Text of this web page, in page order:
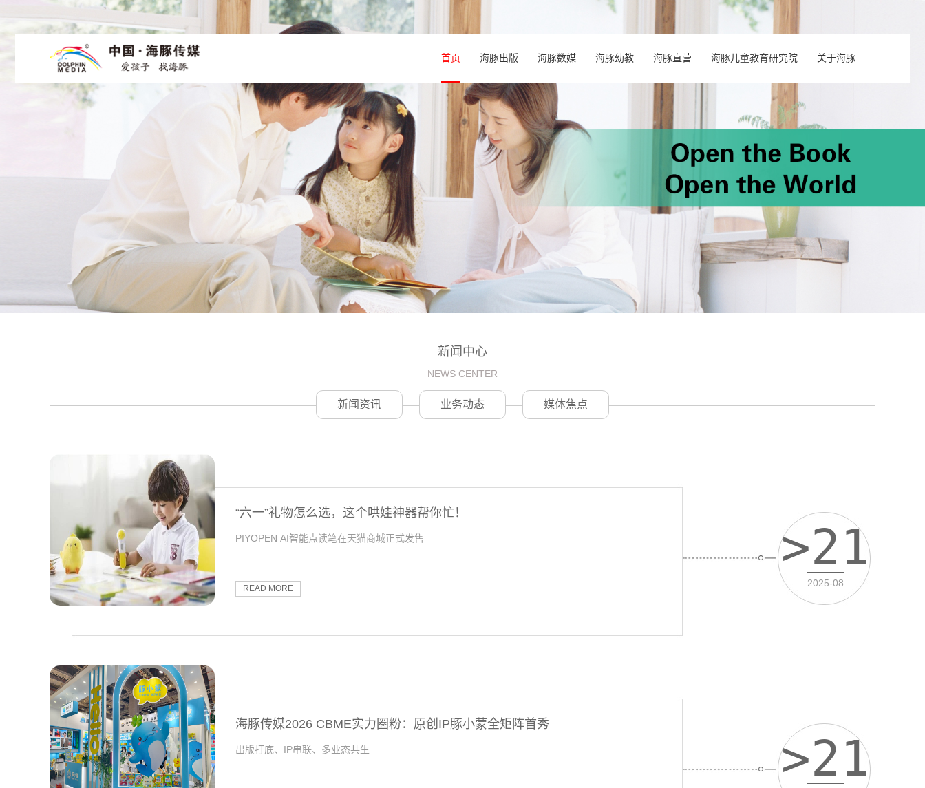
首页 海豚出版
出版介绍 产品中心 新品上架 原创专区 跨界商联 版权合作
海豚数媒
数媒介绍 绘本时光 我是中国的孩子 米乐米可 海豚父母教练 海豚绘本阅读 海豚科学
海豚幼教 海豚直营
直营介绍 海豚国际儿童之家 商超店
海豚儿童教育研究院
研究院介绍 专家团队 教研中心 培研中心
关于海豚
海豚介绍 创始人 组织架构 海豚大事记 荣耀时刻 社会责任
新闻中心
NEWS CENTER
新闻资讯 业务动态 媒体焦点
“六一”礼物怎么选，这个哄娃神器帮你忙！
PIYOPEN AI智能点读笔在天猫商城正式发售
READ MORE
>21
2025-08
海豚传媒2026 CBME实力圈粉：原创IP豚小蒙全矩阵首秀
出版打底、IP串联、多业态共生 >21